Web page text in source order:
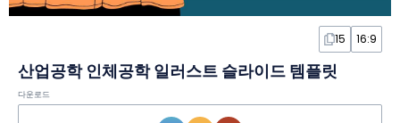
15 16:9
산업공학 인체공학 일러스트 슬라이드 템플릿
다운로드